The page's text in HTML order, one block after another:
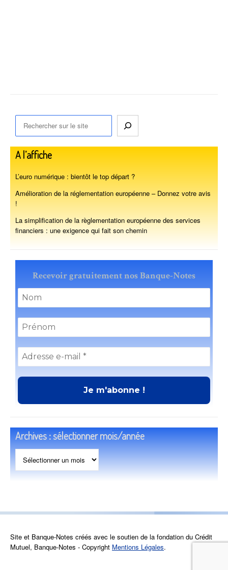
A l’affiche
L’euro numérique : bientôt le top départ ?
Amélioration de la réglementation européenne – Donnez votre avis
!
La simplification de la règlementation européenne des services
financiers : une exigence qui fait son chemin
Recevoir gratuitement nos Banque-Notes
Archives : sélectionner mois/année
Archives
:
sélectionner
Site et Banque-Notes créés avec le soutien de la fondation du Crédit
Mutuel, Banque-Notes - Copyright Mentions Légales.